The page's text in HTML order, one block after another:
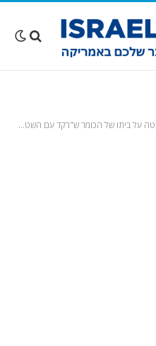
של הכומר ש"רקד עם השטן" בדרום קליפורניה